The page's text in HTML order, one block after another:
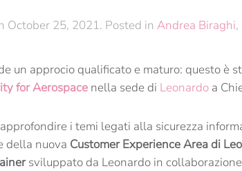
October 25, 2021. Posted in Andrea Biraghi,
un approcio qualificato e maturo: questo è
for Aerospace nella sede di Leonardo a
i temi legati alla sicurezza
della nuova Customer Experience Area di
sviluppato da Leonardo in